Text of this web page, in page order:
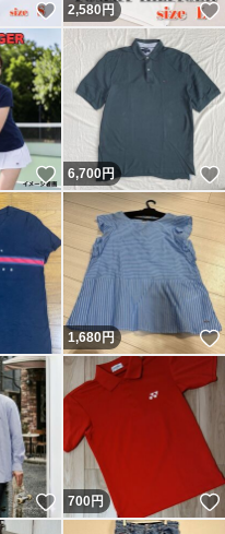
いいね！
2,580円
いいね！
6,700円
1,680円
いいね！
700円